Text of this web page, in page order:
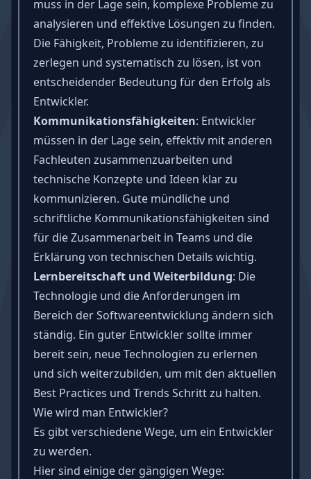
muss in der Lage sein, komplexe Probleme zu
analysieren und effektive Lösungen zu finden.
Die Fähigkeit, Probleme zu identifizieren, zu
zerlegen und systematisch zu lösen, ist von
entscheidender Bedeutung für den Erfolg als
Entwickler.
Kommunikationsfähigkeiten: Entwickler
müssen in der Lage sein, effektiv mit anderen
Fachleuten zusammenzuarbeiten und
technische Konzepte und Ideen klar zu
kommunizieren. Gute mündliche und
schriftliche Kommunikationsfähigkeiten sind
für die Zusammenarbeit in Teams und die
Erklärung von technischen Details wichtig.
Lernbereitschaftund Weiterbildung: Die
Technologie und die Anforderungen im
Bereich der Softwareentwicklung ändern sich
ständig. Ein guter Entwickler sollte immer
bereit sein, neue Technologien zu erlernen
und sich weiterzubilden, um mit den aktuellen
Best Practices und Trends Schritt zu halten.
Wie wird man Entwickler?
Es gibt verschiedene Wege, um ein Entwickler
zu werden.
Hier sind einige der gängigen Wege: